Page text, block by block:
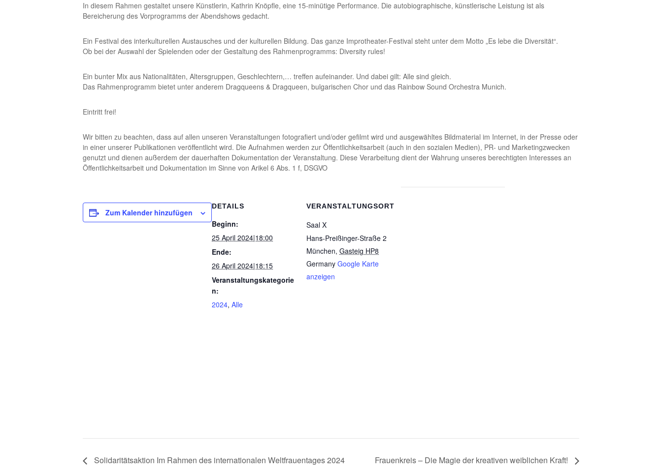
In diesem Rahmen gestaltet unsere Künstlerin, Kathrin Knöpfle, eine 15-minütige Performance. Die autobiographische, künstlerische Leistung ist als
Bereicherung des Vorprogramms der Abendshows gedacht.
Ein Festival des interkulturellen Austausches und der kulturellen Bildung. Das ganze Improtheater-Festival steht unter dem Motto „Es lebe die Diversität“.
Ob bei der Auswahl der Spielenden oder der Gestaltung des Rahmenprogramms: Diversity rules!
Ein bunter Mix aus Nationalitäten, Altersgruppen, Geschlechtern,… treffen aufeinander. Und dabei gilt: Alle sind gleich.
Das Rahmenprogramm bietet unter anderem Dragqueens & Dragqueen, bulgarischen Chor und das Rainbow Sound Orchestra Munich.
Eintritt frei!
Wir bitten zu beachten, dass auf allen unseren Veranstaltungen fotografiert und/oder gefilmt wird und ausgewähltes Bildmaterial im Internet, in der Presse oder
in einer unserer Publikationen veröffentlicht wird. Die Aufnahmen werden zur Öffentlichkeitsarbeit (auch in den sozialen Medien), PR- und Marketingzwecken
genutzt und dienen außerdem der dauerhaften Dokumentation der Veranstaltung. Diese Verarbeitung dient der Wahrung unseres berechtigten Interesses an
Öffentlichkeitsarbeit und Dokumentation im Sinne von Arikel 6 Abs. 1 f, DSGVO
Zum Kalender hinzufügen
DETAILS
Beginn:
25 April 2024|18:00
Ende:
26 April 2024|18:15
Veranstaltungskategorie
n:
2024, Alle
VERANSTALTUNGSORT
Saal X
Hans-Preißinger-Straße 2
München, Gasteig HP8
Germany Google Karte
anzeigen
Solidaritätsaktion Im Rahmen des internationalen Weltfrauentages 2024 Frauenkreis – Die Magie der kreativen weiblichen Kraft!